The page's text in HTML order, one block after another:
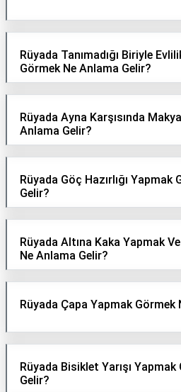
Rüyada Tanımadığı Biriyle
Görmek Ne Anlama Gelir?
Rüyada Ayna Karşısında
Anlama Gelir?
Rüyada Göç Hazırlığı Yapmak
Gelir?
Rüyada Altına Kaka Yapmak
Ne Anlama Gelir?
Rüyada Çapa Yapmak Görmek
Rüyada Bisiklet Yarışı
Gelir?